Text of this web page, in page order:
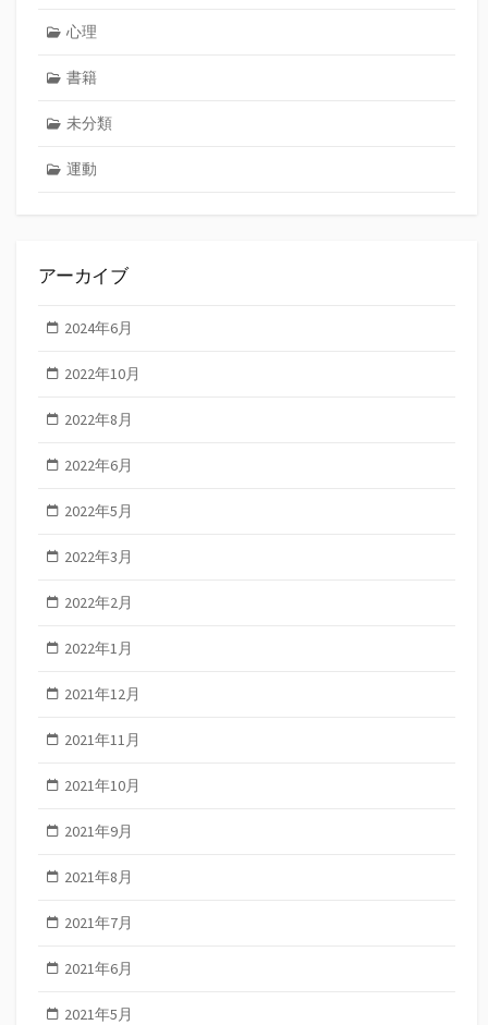
心理
書籍
未分類
運動
アーカイブ
2024年6月
2022年10月
2022年8月
2022年6月
2022年5月
2022年3月
2022年2月
2022年1月
2021年12月
2021年11月
2021年10月
2021年9月
2021年8月
2021年7月
2021年6月
2021年5月